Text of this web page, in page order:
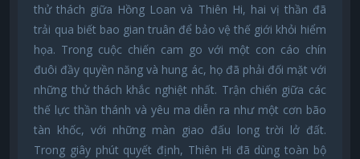
thử thách giữa Hồng Loan và Thiên Hi, hai vị thần đã
trải qua biết bao gian truân để bảo vệ thế giới khỏi hiểm
họa. Trong cuộc chiến cam go với một con cáo chín
đuôi đầy quyền năng và hung ác, họ đã phải đối mặt với
những thử thách khắc nghiệt nhất. Trận chiến giữa các
thế lực thần thánh và yêu ma diễn ra như một cơn bão
tàn khốc, với những màn giao đấu long trời lở đất.
Trong giây phút quyết định, Thiên Hi đã dùng toàn bộ